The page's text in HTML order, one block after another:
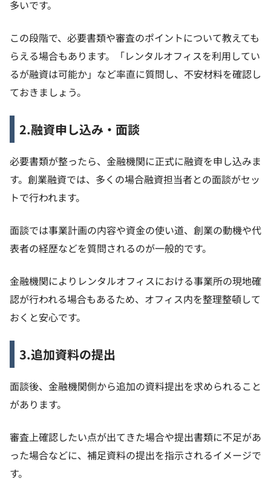
多いです。
この段階で、必要書類や審査のポイントについて教えても
らえる場合もあります。「レンタルオフィスを利用してい
るが融資は可能か」など率直に質問し、不安材料を確認し
ておきましょう。
2.融資申し込み・面談
必要書類が整ったら、金融機関に正式に融資を申し込みま
す。創業融資では、多くの場合融資担当者との面談がセッ
トで行われます。
面談では事業計画の内容や資金の使い道、創業の動機や代
表者の経歴などを質問されるのが一般的です。
金融機関によりレンタルオフィスにおける事業所の現地確
認が行われる場合もあるため、オフィス内を整理整頓して
おくと安心です。
3.追加資料の提出
面談後、金融機関側から追加の資料提出を求められること
があります。
審査上確認したい点が出てきた場合や提出書類に不足があ
った場合などに、補足資料の提出を指示されるイメージで
す。